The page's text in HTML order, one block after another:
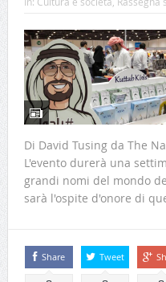
Di David Tusing da The
L'evento durerà una
grandi nomi del mondo
sarà l'ospite d'onore di
Share Tweet